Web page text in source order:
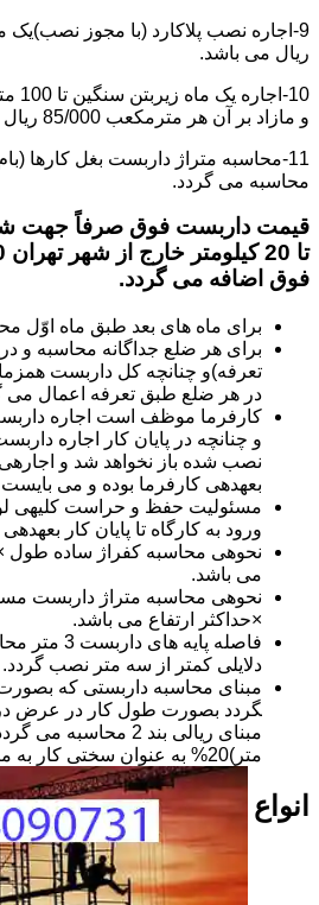
ریال می باشد.
و مازاد بر آن هر مترمکعب 85/000 ریال می باشد.
11-محاسبه متراژ داربست بغل کارها
محاسبه می گردد.
قیمت داربست فوق صرفاً جهت
فوق اضافه می گردد.
برای ماه های بعد طبق ماه اوّل
برای هر ضلع جداگانه محاسبه و
تعرفه)و چنانچه کل داربست
در هر ضلع طبق تعرفه اعمال می
کارفرما موظف است اجاره داربست
و چنانچه در پایان کار اجاره
نصب شده باز نخواهد شد و
بعهده­ی کارفرما بوده و می بایست
مسئولیت حفظ و حراست کلیه­ی
ورود به کارگاه تا پایان کار
نحوه­ی محاسبه کفراژ ساده
می باشد.
نحوه­ی محاسبه متراژ
×حداکثر ارتفاع می باشد.
فاصله پایه
دلایلی کمتر از سه متر نصب گردد.
متر)20% به عنوان سختی کار به مبلغ اوّلیه اضافه می شود.
انواع